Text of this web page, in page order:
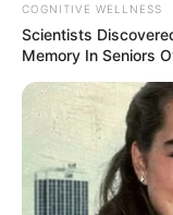
«
COGNITIVE WELLNESS
Scientists
Memory In Seniors